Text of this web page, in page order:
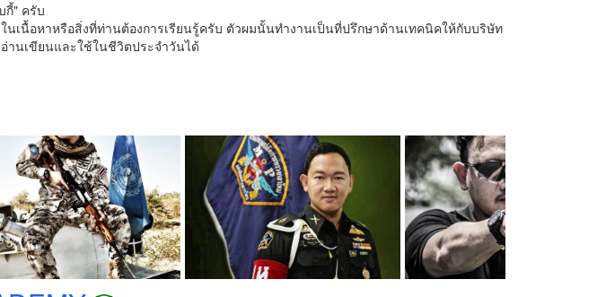
กี้" ครับ
นเนื้อหาหรือสิ่งที่ท่านต้องการเรียนรู้ครับ ตัวผมนั้นทำงานเป็นที่ปรึกษาด้านเทคนิคให้กับบริษัท
านเขียนและใช้ในชีวิตประจำวันได้